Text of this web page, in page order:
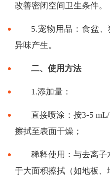
改善密闭空间卫生条件。
5.宠物用品：食盆
异味产生。
二、使用方法
1.添加量：
直接喷涂：按3-5
擦拭至表面干燥；
稀释使用：与去离子
于大面积擦拭（如地板、